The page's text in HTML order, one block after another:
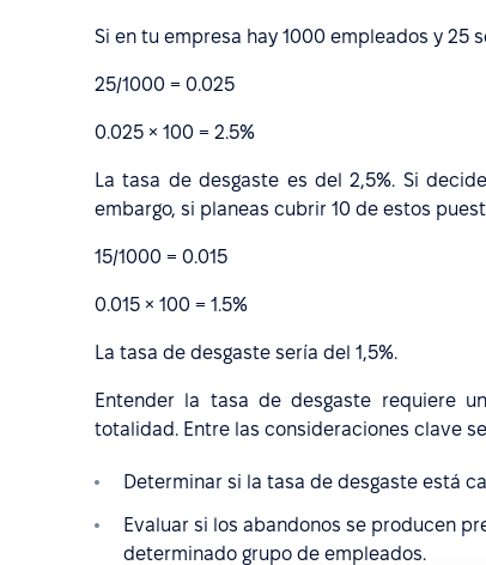
Si en tu empresa hay 1000 empleados y 25
25/1000 = 0.025
0.025 × 100 = 2.5%
La tasa de desgaste es del 2,5%. Si
embargo, si planeas cubrir 10 de estos
15/1000 = 0.015
0.015 × 100 = 1.5%
La tasa de desgaste sería del 1,5%.
Entender la tasa de desgaste requiere
totalidad. Entre las consideraciones clave
Determinar si la tasa de desgaste está
Evaluar si los abandonos se producen
determinado grupo de empleados.